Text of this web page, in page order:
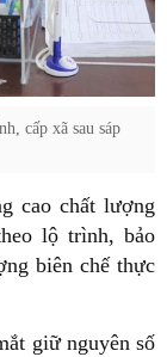
cấp xã sau sáp
cao chất lượng
lộ trình, bảo
biên chế thực
giữ nguyên số